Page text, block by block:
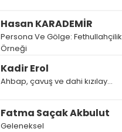
Hasan KARADEMİR
Persona Ve Gölge: Fethullahçilik
Örneği
Kadir Erol
Ahbap, çavuş ve dahi kızılay...
Fatma Saçak Akbulut
Geleneksel